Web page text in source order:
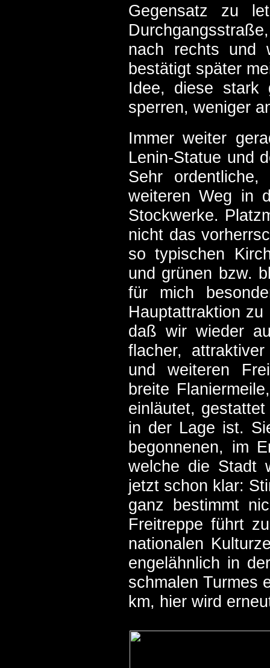
Gegensatz zu
nach rechts und
bestätigt später
Idee, diese stark
sperren, weniger
Immer weiter
Lenin-Statue und
Sehr
weiteren Weg in
Stockwerke.
nicht das
so typischen
und grünen bzw.
für mich
Hauptattraktion
daß wir wieder
flacher,
und weiteren
breite
einläutet,
in der Lage ist.
begonnenen, im
welche die Stadt
jetzt schon klar:
ganz bestimmt
Freitreppe führt
nationalen
engelähnlich in
schmalen Turmes
km, hier wird